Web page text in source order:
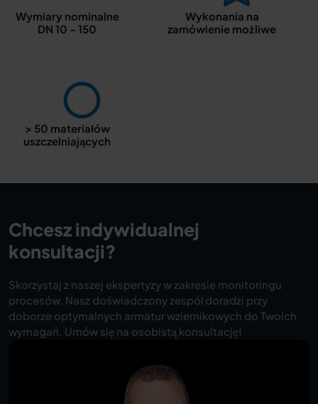
Wymiary nominalne
DN 10 - 150
Wykonania na
zamówienie możliwe
> 50 materiałów
uszczelniających
Chcesz indywidualnej
konsultacji?
Skorzystaj z naszej ekspertyzy w zakresie monitoringu
procesów. Nasz doświadczony zespół doradzi przy
doborze optymalnych armatur wziernikowych do Twoich
wymagań. Umów się na osobistą konsultację!